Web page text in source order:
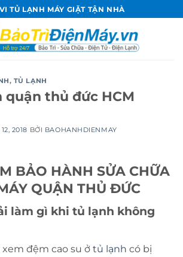
TỦ LẠNH MÁY GIẶT TẬN NHÀ
, TỦ LẠNH
quận thủ đức HCM
2018 BỞI BAOHANHDIENMAY
BẢO HÀNH SỬA CHỮA
QUẬN THỦ ĐỨC
làm gì khi tủ lạnh không
xem đệm cao su ở tủ lạnh có bị